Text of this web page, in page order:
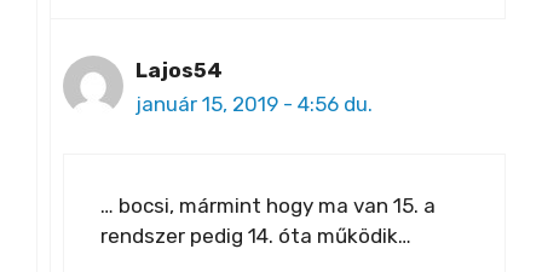
Lajos54
január 15, 2019 - 4:56 du.
… bocsi, mármint hogy ma van 15. a
rendszer pedig 14. óta működik…